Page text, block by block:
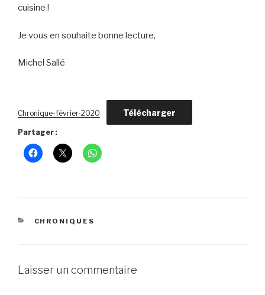
cuisine !
Je vous en souhaite bonne lecture,
Michel Sallé
Chronique-février-2020 Télécharger
Partager :
CATÉGORIES
CHRONIQUES
Laisser un commentaire